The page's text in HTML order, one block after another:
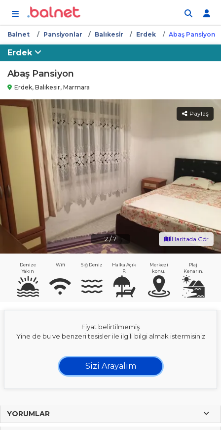
Balnet Pansi̇yonlar Balıkesi̇r Erdek Abaş Pansi̇yon
Erdek
Abaş Pansiyon
Erdek, Balıkesir, Marmara
2/7
Paylaş
Haritada Gör
Denize
Yakın
Wifi Sığ Deniz
Halka Açık
P.
Merkezi
konu.
Plaj
Kenarın.
Fiyat belirtilmemiş
Yine de bu ve benzeri tesisler ile ilgili bilgi almak istermisiniz
Sizi Arayalım
YORUMLAR